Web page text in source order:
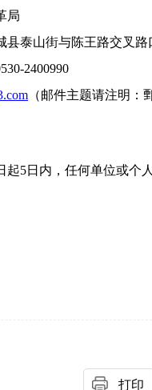
局
县泰山街与陈王路交叉路
2400990
（邮件主题请注明：
起5日内，任何单位或个
打印